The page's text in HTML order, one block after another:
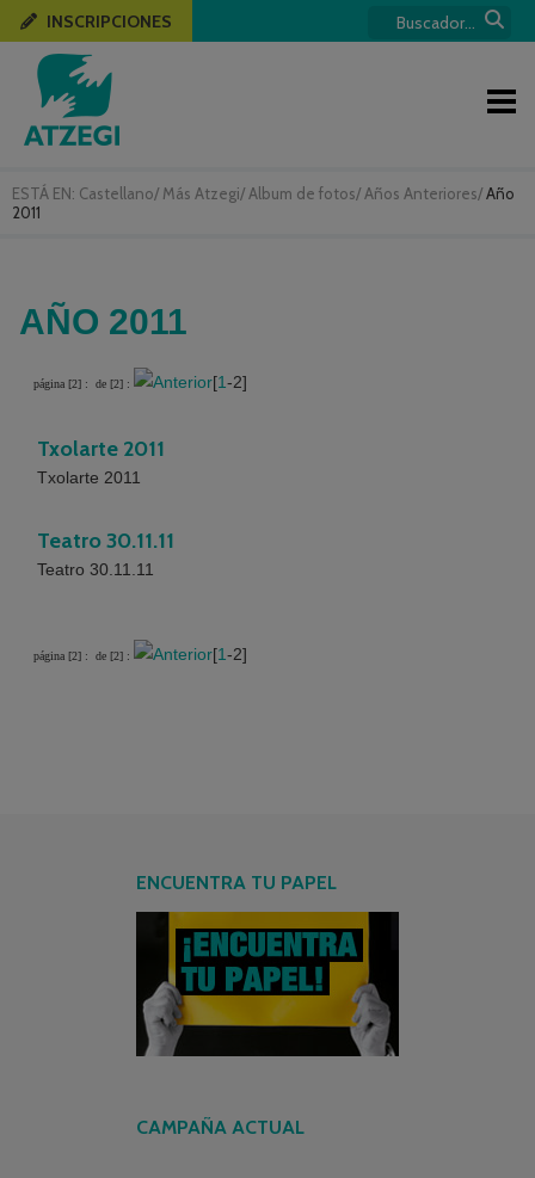
ESTÁ EN: Castellano/ Más Atzegi/ Album de fotos/ Años Anteriores/Año
2011
INSCRIPCIONES
AÑO 2011
página [2] : de [2] : [1-2]
Txolarte 2011
Txolarte 2011
Teatro 30.11.11
Teatro 30.11.11
página [2] : de [2] : [1-2]
ENCUENTRA TU PAPEL
CAMPAÑA ACTUAL